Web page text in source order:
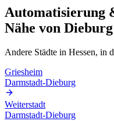
Automatisierung
Nähe von Dieburg
Andere Städte in Hessen, in
Griesheim
Darmstadt-Dieburg
Weiterstadt
Darmstadt-Dieburg